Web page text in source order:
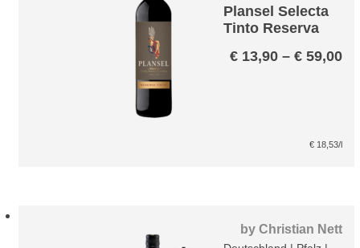
Plansel Selecta
Tinto Reserva
€ 13,90 –€ 59,00
€ 18,53/l
byChristian Nett